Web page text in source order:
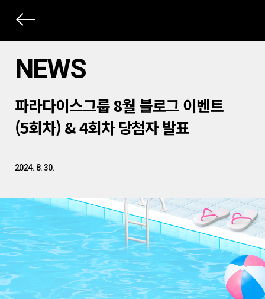
상
NEWS
문
제
목
파라다이스그룹 8월 블로그 이벤트
(5회차) & 4회차 당첨자 발표
2024. 8. 30.
본
문